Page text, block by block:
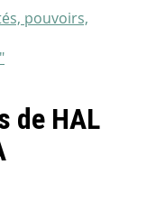
pouvoirs,
de HAL